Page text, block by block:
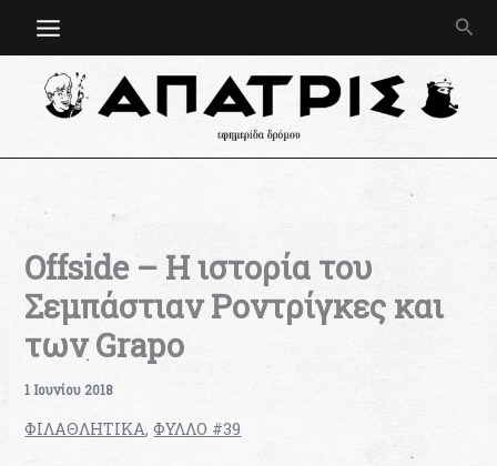
Offside – Η ιστορία του
Σεμπάστιαν Ροντρίγκες και
των Grapo
1 Ιουνίου 2018
ΦΙΛΑΘΛΗΤΙΚΑ,ΦΥΛΛΟ #39